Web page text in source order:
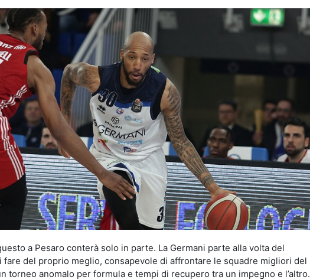
a Pesaro conterà solo in parte. La Germani parte alla volta del
fare del proprio meglio, consapevole di affrontare le squadre migliori del
torneo anomalo per formula e tempi di recupero tra un impegno e l’altro.